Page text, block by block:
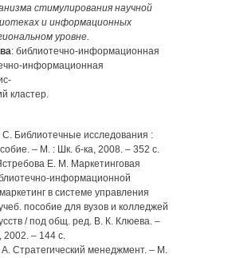
стимулирования научной
и информационных
уровне.
: библиотечно-информационная
информационная
кластер.
С. Библиотечные исследования :
– М. : Шк. б-ка, 2008. – 352 с.
Е. М. Маркетинговая
информационной
в системе управления
пособие для вузов и колледжей
/ под общ. ред. В. К. Клюева. –
– 144 с.
Стратегический менеджмент. – М.